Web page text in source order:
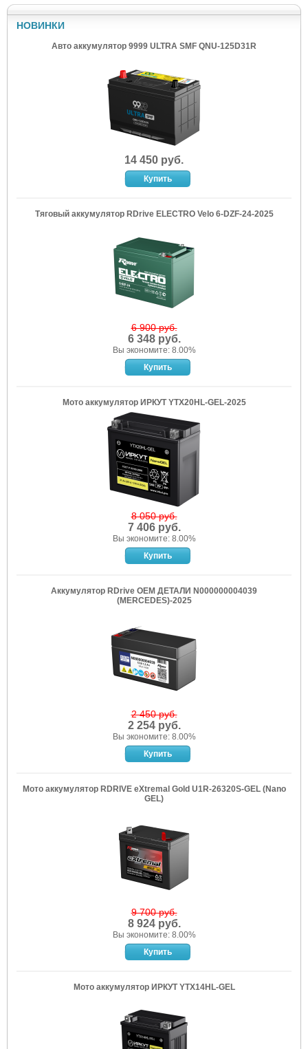
НОВИНКИ
Авто аккумулятор 9999 ULTRA SMF QNU-125D31R
14 450 руб.
Тяговый аккумулятор RDrive ELECTRO Velo 6-DZF-24-2025
6 900 руб.
6 348 руб.
Вы экономите: 8.00%
Мото аккумулятор ИРКУТ YTX20HL-GEL-2025
8 050 руб.
7 406 руб.
Вы экономите: 8.00%
Аккумулятор RDrive OEM ДЕТАЛИ N000000004039
(MERCEDES)-2025
2 450 руб.
2 254 руб.
Вы экономите: 8.00%
Мото аккумулятор RDRIVE eXtremal Gold U1R-26320S-GEL (Nano
GEL)
9 700 руб.
8 924 руб.
Вы экономите: 8.00%
Мото аккумулятор ИРКУТ YTX14HL-GEL